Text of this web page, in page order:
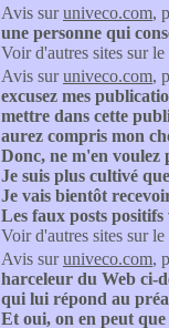
Avis suruniveco.com,
une personne qui
Voir d'autres sites sur le
Avis suruniveco.com,
excusez mes
mettre dans cette
aurez compris mon
Donc, ne m'en voulez
Je suis plus cultivé
Je vais bientôt
Les faux posts
Voir d'autres sites sur le
Avis suruniveco.com,
harceleur du Web ci-
qui lui répond au
Et oui, on en peut